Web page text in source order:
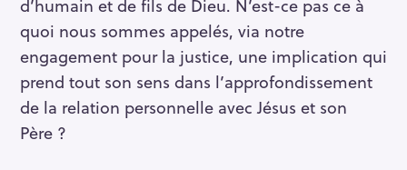
d’humain et de fils de Dieu. N’est-ce pas ce à
quoi nous sommes appelés, via notre
engagement pour la justice, une implication qui
prend tout son sens dans l’approfondissement
de la relation personnelle avec Jésus et son
Père ?